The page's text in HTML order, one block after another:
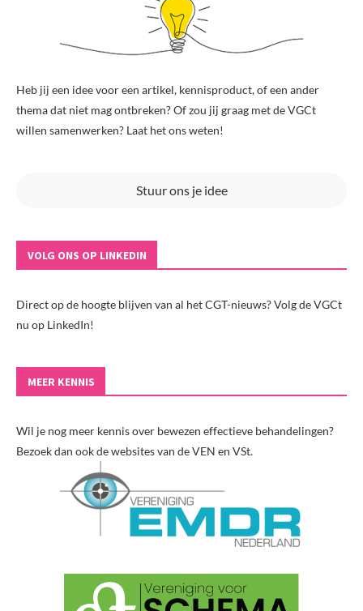
Heb jij een idee voor een artikel, kennisproduct, of een ander
thema dat niet mag ontbreken? Of zou jij graag met de VGCt
willen samenwerken? Laat het ons weten!
Stuur ons je idee
VOLG ONS OP LINKEDIN
Direct op de hoogte blijven van al het CGT-nieuws? Volg de VGCt
nu op LinkedIn!
MEER KENNIS
Wil je nog meer kennis over bewezen effectieve behandelingen?
Bezoek dan ook de websites van de VEN en VSt.